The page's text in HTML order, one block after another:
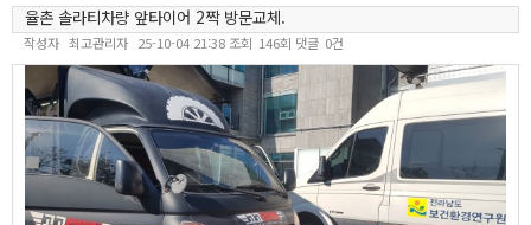
율촌 솔라티차량 앞타이어 2짝 방문교체.
작성자 최고관리자 25-10-04 21:38 조회 146회 댓글 0건